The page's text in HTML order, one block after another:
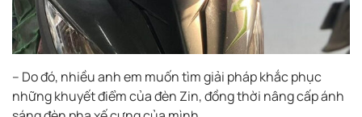
– Do đó, nhiều anh em muốn tìm giải pháp khắc phục
những khuyết điểm của đèn Zin, đồng thời nâng cấp ánh